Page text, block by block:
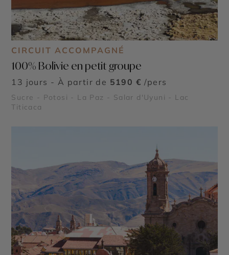
CIRCUIT ACCOMPAGNÉ
100% Bolivie en petit groupe
13 jours - À partir de 5190 € /pers
Sucre - Potosi - La Paz - Salar d'Uyuni - Lac
Titicaca